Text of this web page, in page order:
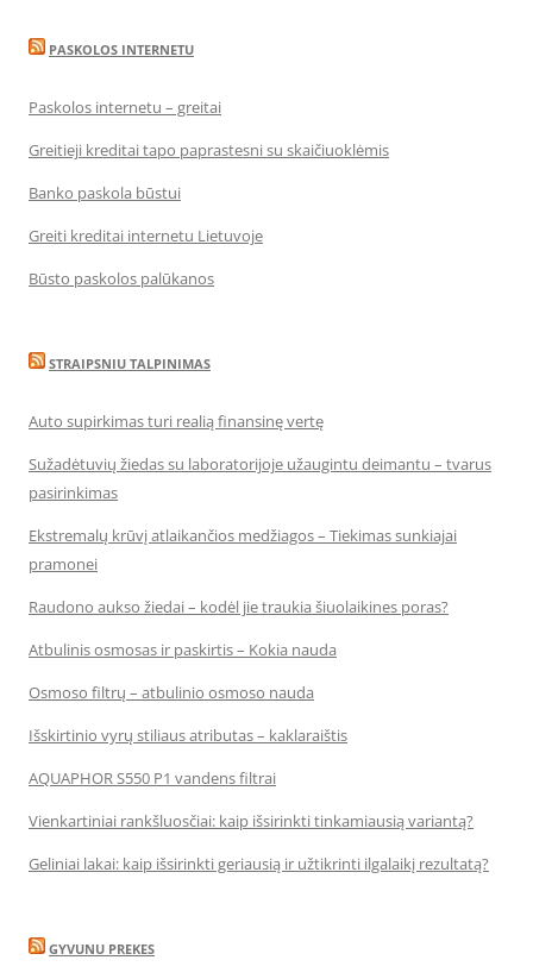
PASKOLOS INTERNETU
Paskolos internetu – greitai
Greitieji kreditai tapo paprastesni su skaičiuoklėmis
Banko paskola būstui
Greiti kreditai internetu Lietuvoje
Būsto paskolos palūkanos
STRAIPSNIU TALPINIMAS
Auto supirkimas turi realią finansinę vertę
Sužadėtuvių žiedas su laboratorijoje užaugintu deimantu – tvarus
pasirinkimas
Ekstremalų krūvį atlaikančios medžiagos – Tiekimas sunkiajai
pramonei
Raudono aukso žiedai – kodėl jie traukia šiuolaikines poras?
Atbulinis osmosas ir paskirtis – Kokia nauda
Osmoso filtrų – atbulinio osmoso nauda
Išskirtinio vyrų stiliaus atributas – kaklaraištis
AQUAPHOR S550 P1 vandens filtrai
Vienkartiniai rankšluosčiai: kaip išsirinkti tinkamiausią variantą?
Geliniai lakai: kaip išsirinkti geriausią ir užtikrinti ilgalaikį rezultatą?
GYVUNU PREKES